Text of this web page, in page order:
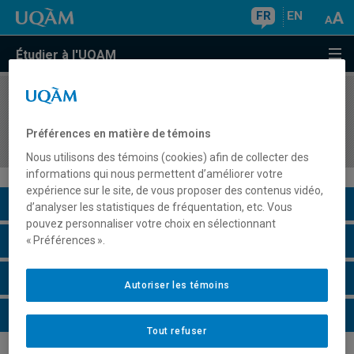
FR EN
Étudier à l'UQAM
COURS//
compréhension et production orales
Description du cours
Horaire - Été 2026
Horaire - Automne 2026
Horaire - Hiver 2027
Préférences en matière de témoins
Nous utilisons des témoins (cookies) afin de collecter des
informations qui nous permettent d’améliorer votre
expérience sur le site, de vous proposer des contenus vidéo,
d’analyser les statistiques de fréquentation, etc. Vous
pouvez personnaliser votre choix en sélectionnant
« Préférences ».
Tout refuser
Autoriser les témoins